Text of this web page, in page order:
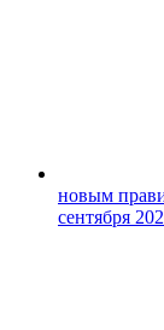
новым
сентября